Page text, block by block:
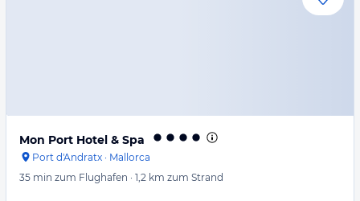
Mon Port Hotel & Spa
Port d'Andratx · Mallorca
35 min zum Flughafen · 1,2 km zum Strand